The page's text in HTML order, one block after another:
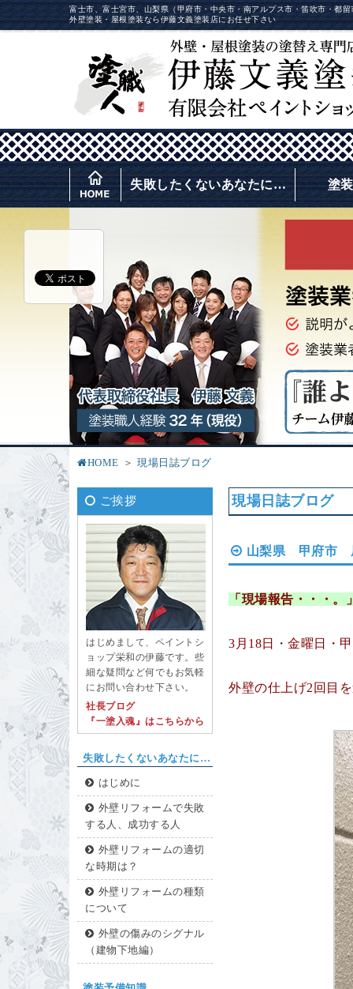
富士市、富士宮市、山梨県（甲府市・中央市・南アルプス市・笛吹市・都
外壁塗装・屋根塗装なら伊藤文義塗装店にお任せ下さい
失敗したくないあなたに… 塗
HOME 現場日誌ブログ
ご挨拶
はじめまして、ペイントシ
ョップ栄和の伊藤です。些
細な疑問など何でもお気軽
にお問い合わせ下さい。
社長ブログ
『一塗入魂』はこちらから
失敗したくないあなたに…
はじめに
外壁リフォームで失敗
する人、成功する人
外壁リフォームの適切
な時期は？
外壁リフォームの種類
について
外壁の傷みのシグナル
（建物下地編）
現場日誌ブログ
山梨県 甲府市
「現場報告・・・。
3月18日・金曜日・
外壁の仕上げ2回目